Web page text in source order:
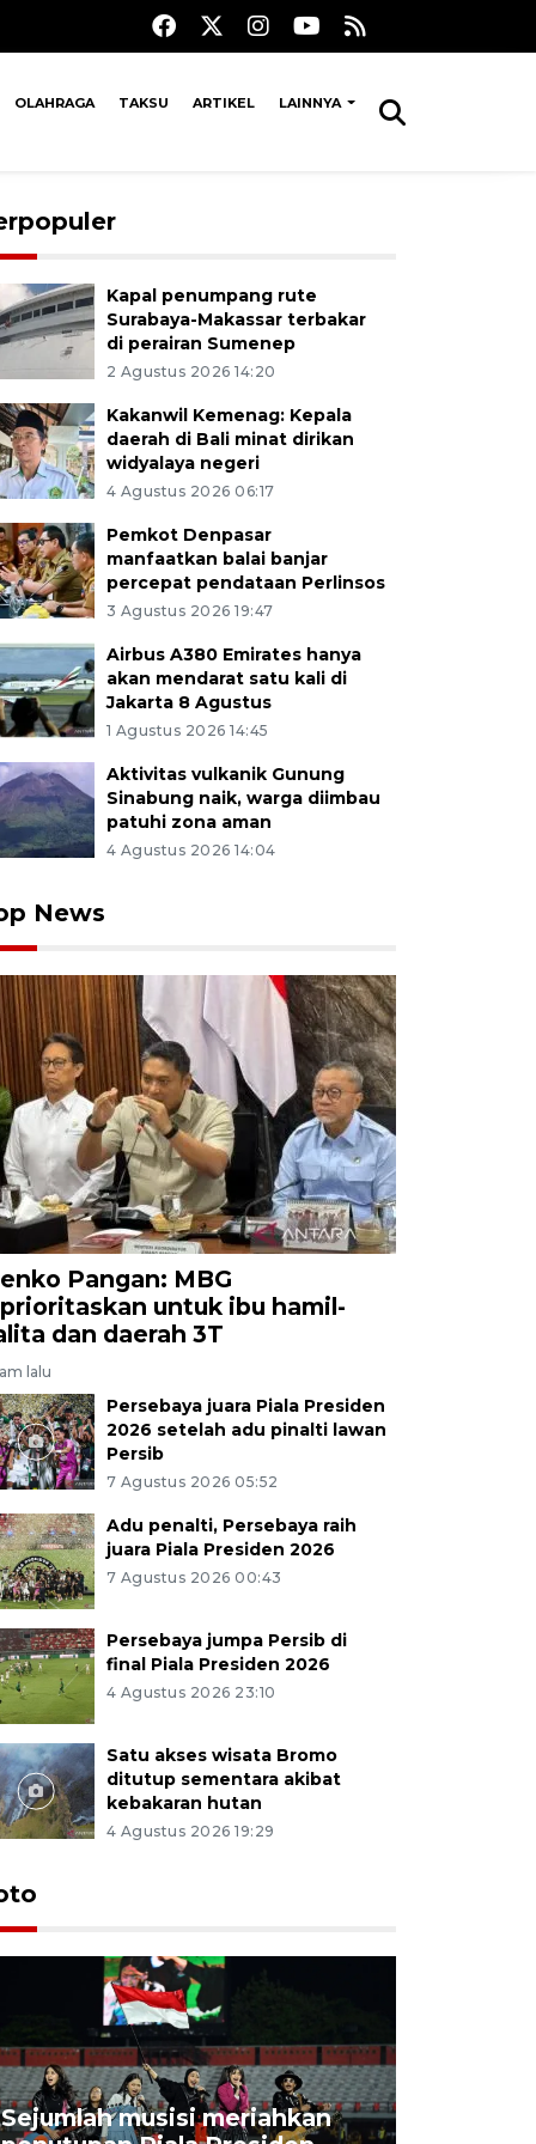
OLAHRAGA TAKSU ARTIKEL LAINNYA
Menteri Perdagangan (Wamendag) Dyah Roro Esti
Ketua Umum Badan Pengurus Daerah (BPD)
(HIPMI) Provinsi Bali Agung Bagus Pratiksa
pengusaha muda saat acara diskusi kelompok
(5/6/2026). Kementerian Perdagangan bersama
mendukung pelaku usaha muda sebagai motor
agar produktif dalam kegiatan bisnis dengan
maupun internasional. ANTARA FOTO/Nyoman
Kapal penumpang rute
Surabaya-Makassar terbakar
di perairan Sumenep
2 Agustus 2026 14:20
Kakanwil Kemenag: Kepala
daerah di Bali minat dirikan
widyalaya negeri
4 Agustus 2026 06:17
Pemkot Denpasar
manfaatkan balai banjar
percepat pendataan Perlinsos
3 Agustus 2026 19:47
Airbus A380 Emirates hanya
akan mendarat satu kali di
Jakarta 8 Agustus
1 Agustus 2026 14:45
Aktivitas vulkanik Gunung
Sinabung naik, warga diimbau
patuhi zona aman
4 Agustus 2026 14:04
News
Pangan: MBG
untuk ibu hamil-
dan daerah 3T
lalu
Persebaya juara Piala Presiden
2026 setelah adu pinalti lawan
Persib
7 Agustus 2026 05:52
Adu penalti, Persebaya raih
juara Piala Presiden 2026
7 Agustus 2026 00:43
Persebaya jumpa Persib di
final Piala Presiden 2026
4 Agustus 2026 23:10
Satu akses wisata Bromo
ditutup sementara akibat
kebakaran hutan
4 Agustus 2026 19:29
Sejumlah musisi meriahkan